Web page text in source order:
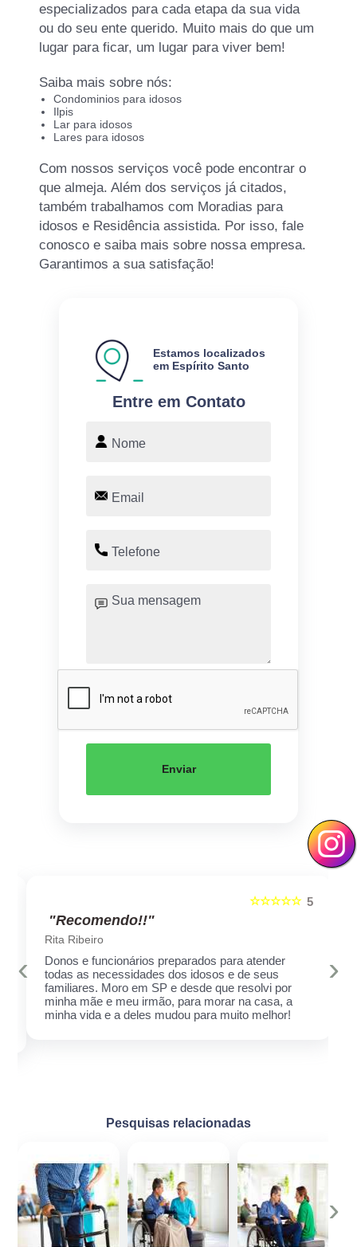
especializados para cada etapa da sua vida
ou do seu ente querido. Muito mais do que um
lugar para ficar, um lugar para viver bem!
Saiba mais sobre nós:
Condominios para idosos
Ilpis
Lar para idosos
Lares para idosos
Com nossos serviços você pode encontrar o
que almeja. Além dos serviços já citados,
também trabalhamos com Moradias para
idosos e Residência assistida. Por isso, fale
conosco e saiba mais sobre nossa empresa.
Garantimos a sua satisfação!
Entre em Contato
Estamos localizados
em Espírito Santo
Enviar
5
☆☆☆☆☆
"Recomendo!!"
Rita Ribeiro
Donos e funcionários preparados para atender
todas as necessidades dos idosos e de seus
familiares. Moro em SP e desde que resolvi por
minha mãe e meu irmão, para morar na casa, a
minha vida e a deles mudou para muito melhor!
‹ ›
Pesquisas relacionadas
‹ ›